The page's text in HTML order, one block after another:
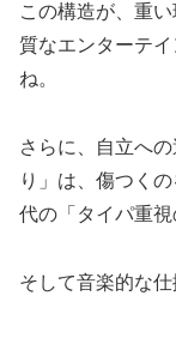
この構造が、重
質なエンターテ
ね。
さらに、自立へ
り」は、傷つく
代の「タイパ重視
そして音楽的な仕